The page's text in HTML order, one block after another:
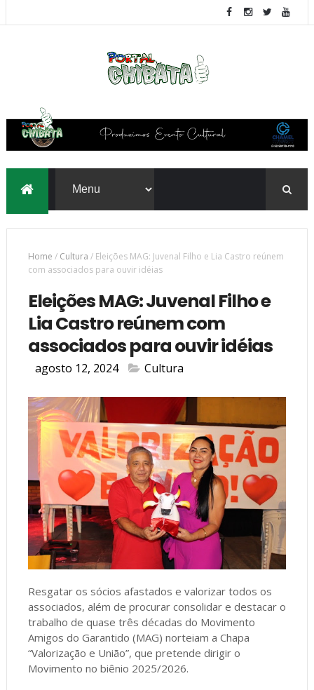
Home / Cultura / Eleições MAG: Juvenal Filho e Lia Castro reúnem
com associados para ouvir idéias
Eleições MAG: Juvenal Filho e
Lia Castro reúnem com
associados para ouvir idéias
agosto 12, 2024 Cultura
Resgatar os sócios afastados e valorizar todos os
associados, além de procurar consolidar e destacar o
trabalho de quase três décadas do Movimento
Amigos do Garantido (MAG) norteiam a Chapa
“Valorização e União”, que pretende dirigir o
Movimento no biênio 2025/2026.